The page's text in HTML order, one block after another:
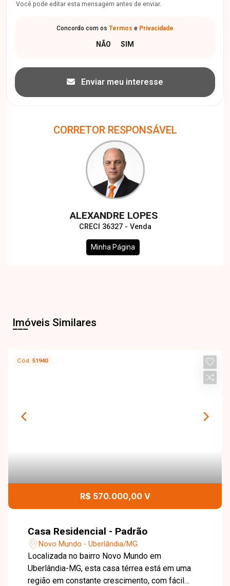
Você pode editar esta mensagem antes de enviar.
Concordo com os Termos e Privacidade
Enviar meu interesse
CORRETOR RESPONSÁVEL
ALEXANDRE LOPES
CRECI 36327 - Venda
Minha Página
Imóveis Similares
Cód.51940
R$ 570.000,00 V
Casa Residencial - Padrão
Novo Mundo - Uberlândia/MG
Localizada no bairro Novo Mundo em
Uberlândia-MG, esta casa térrea está em uma
região em constante crescimento, com fácil